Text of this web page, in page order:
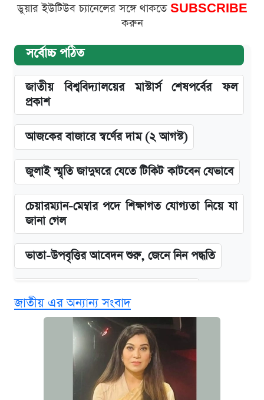
ডুয়ার ইউটিউব চ্যানেলের সঙ্গে থাকতে SUBSCRIBE
করুন
সর্বোচ্চ পঠিত
জাতীয় বিশ্ববিদ্যালয়ের মাস্টার্স শেষপর্বের ফল
প্রকাশ
আজকের বাজারে স্বর্ণের দাম (২ আগস্ট)
জুলাই স্মৃতি জাদুঘরে যেতে টিকিট কাটবেন যেভাবে
চেয়ারম্যান-মেম্বার পদে শিক্ষাগত যোগ্যতা নিয়ে যা
জানা গেল
ভাতা-উপবৃত্তির আবেদন শুরু, জেনে নিন পদ্ধতি
‘গুলশানের চামেলি’ তে যৌনকর্মীর দালাল অ্যাডলফ
আজ শুক্রবার রাজধানীর যেসব মার্কেট-দোকানপাট
জাতীয় এর অন্যান্য সংবাদ